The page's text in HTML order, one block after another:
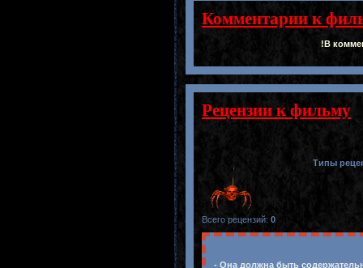
Комментарии к
!В
Рецензии к фильму
Типы
Всего рецензий: 0
- Она должна быть